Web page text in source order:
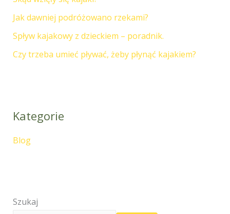
Jak dawniej podróżowano rzekami?
Spływ kajakowy z dzieckiem – poradnik.
Czy trzeba umieć pływać, żeby płynąć kajakiem?
Kategorie
Blog
Szukaj